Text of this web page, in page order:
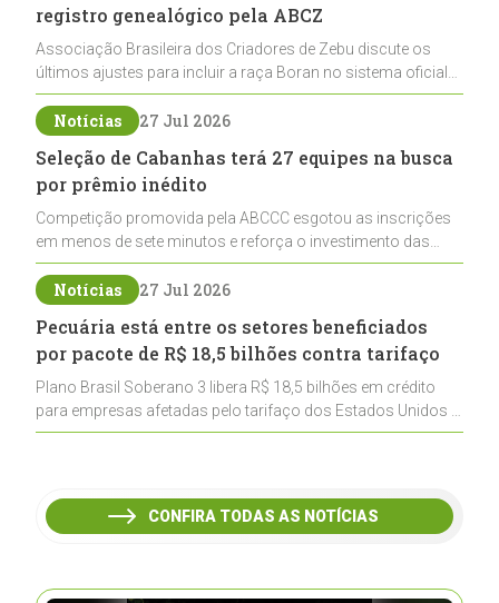
registro genealógico pela ABCZ
Associação Brasileira dos Criadores de Zebu discute os
últimos ajustes para incluir a raça Boran no sistema oficial
de registros, abrindo caminho para sua expansão na
pecuária nacional
Notícias 27 Jul 2026
Seleção de Cabanhas terá 27 equipes na busca
por prêmio inédito
Competição promovida pela ABCCC esgotou as inscrições
em menos de sete minutos e reforça o investimento das
cabanhas na seleção genética de Cavalos Crioulos voltados
ao laço
Notícias 27 Jul 2026
Pecuária está entre os setores beneficiados
por pacote de R$ 18,5 bilhões contra tarifaço
Plano Brasil Soberano 3 libera R$ 18,5 bilhões em crédito
para empresas afetadas pelo tarifaço dos Estados Unidos e
inclui a pecuária entre os setores estratégicos
CONFIRA TODAS AS NOTÍCIAS